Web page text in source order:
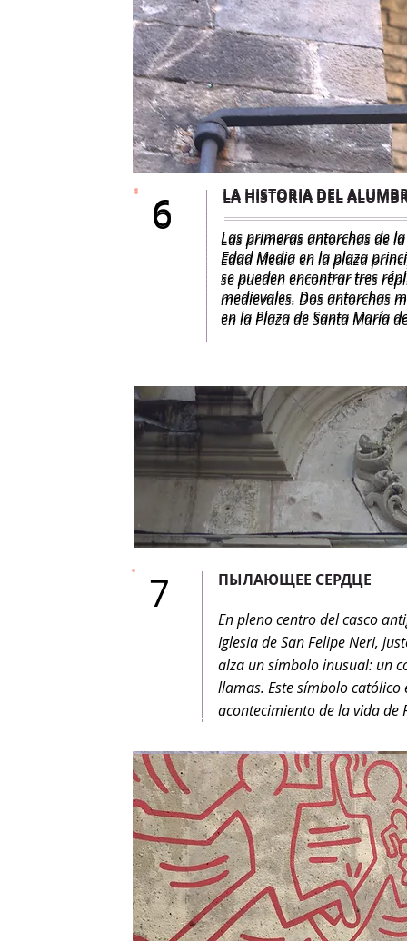
LA HISTORIA DEL
6
Las primeras antorchas de
Edad Media en la plaza
se pueden encontrar tres
medievales. Dos antorchas
en la Plaza de Santa María
6 LA HISTORIA DEL
Las primeras antorchas de
Edad Media en la plaza
se pueden encontrar tres
medievales. Dos antorchas
en la Plaza de Santa María
7
ПЫЛАЮЩЕЕ СЕРДЦЕ
En pleno centro del casco
Iglesia de San Felipe Neri,
alza un símbolo inusual: un
llamas. Este símbolo católico
acontecimiento de la vida de